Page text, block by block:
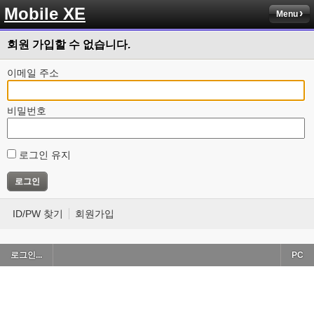
Mobile XE Menu
회원 가입할 수 없습니다.
이메일 주소
비밀번호
로그인 유지
ID/PW 찾기 회원가입
로그인... PC